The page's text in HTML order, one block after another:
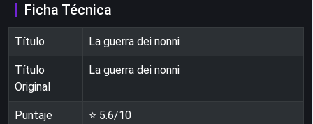
Ficha Técnica
Título La guerra dei nonni
Título
Original
La guerra dei nonni
Puntaje ⭐ 5.6/10